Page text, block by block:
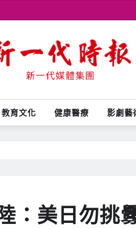
教育文化 健康醫療 影劇藝
：美日勿挑